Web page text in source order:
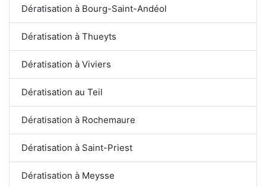
Dératisation à Bourg-Saint-Andéol
Dératisation à Thueyts
Dératisation à Viviers
Dératisation au Teil
Dératisation à Rochemaure
Dératisation à Saint-Priest
Dératisation à Meysse